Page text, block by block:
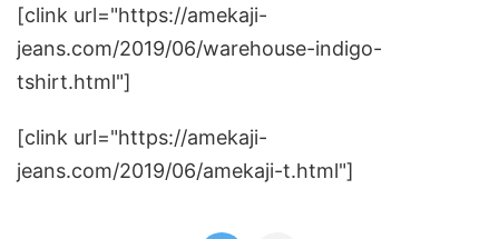
[clink url="https://amekaji-
jeans.com/2019/06/warehouse-indigo-
tshirt.html"]
[clink url="https://amekaji-
jeans.com/2019/06/amekaji-t.html"]